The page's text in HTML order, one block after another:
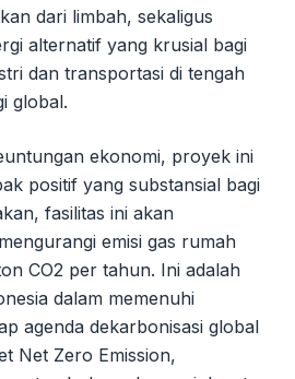
dari limbah, sekaligus
alternatif yang krusial bagi
dan transportasi di tengah
global.
ekonomi, proyek ini
positif yang substansial bagi
fasilitas ini akan
emisi gas rumah
CO2 per tahun. Ini adalah
dalam memenuhi
agenda dekarbonisasi global
Net Zero Emission,